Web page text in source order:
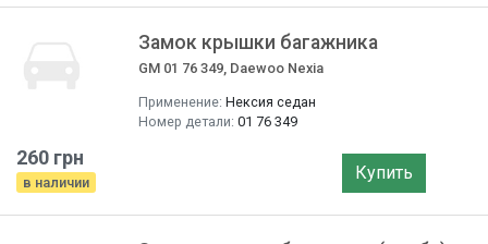
Замок крышки багажника
GM 01 76 349, Daewoo Nexia
Применение: Нексия седан
Номер детали: 01 76 349
260 грн
в наличии Купить